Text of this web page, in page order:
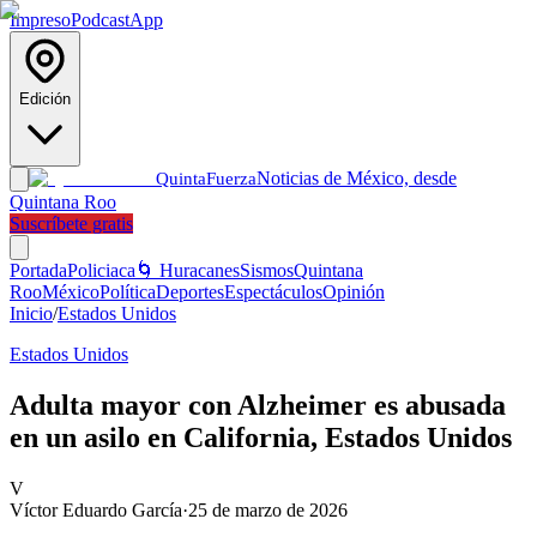
ImpresoPodcastApp
Edición
QuintaFuerzaNoticias de México, desde
Quintana Roo
Suscríbete gratis
PortadaPoliciaca 🌀 HuracanesSismosQuintana
RooMéxicoPolíticaDeportesEspectáculosOpinión
Inicio/Estados Unidos
Estados Unidos
Adulta mayor con Alzheimer es abusada
en un asilo en California, Estados Unidos
V
Víctor Eduardo García·25 de marzo de 2026